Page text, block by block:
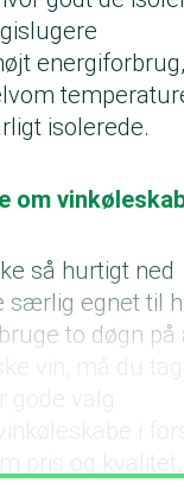
isolerede.
om
så hurtigt ned
særlig egnet til
to døgn
gode valg
i
pris og